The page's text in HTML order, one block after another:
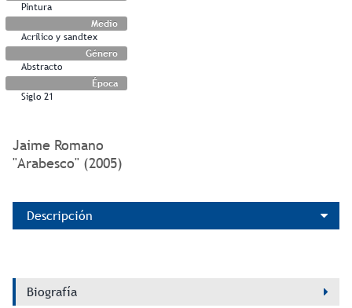
Pintura
Medio
Acrílico y sandtex
Género
Abstracto
Época
Siglo 21
Jaime Romano
"Arabesco" (2005)
Descripción
Biografía